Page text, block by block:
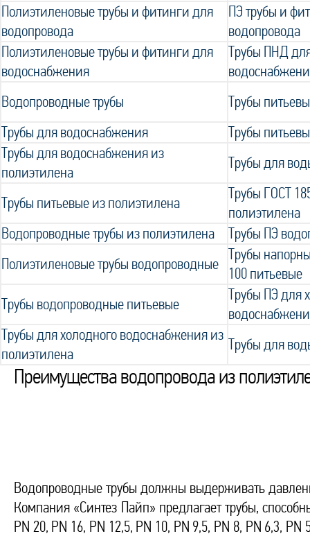
Полиэтиленовые трубы и фитинги для
водопровода
ПЭ трубы и
водопровода
Полиэтиленовые трубы и фитинги для
водоснабжения
Трубы ПНД
Водопроводные трубы
Трубы
Трубы для водоснабжения
Трубы
Трубы для водоснабжения из
полиэтилена
Трубы для
Трубы питьевые из полиэтилена
Трубы ГОСТ
полиэтилена
Водопроводные трубы из полиэтилена
Трубы ПЭ
Полиэтиленовые трубы водопроводные
Трубы
100 питьевые
Трубы водопроводные питьевые
Трубы ПЭ для
Трубы для холодного водоснабжения из
полиэтилена
Трубы для
Преимущества водопровода из
Водопроводные трубы должны выдерживать
Компания «Синтез Пайп» предлагает трубы,
PN 20, PN 16, PN 12,5, PN 10, PN 9,5, PN 8, PN 6,3,